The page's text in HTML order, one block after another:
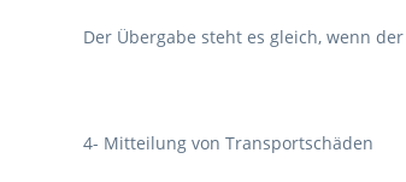
Der Übergabe steht es gleich, wenn
4- Mitteilung von Transportschäden